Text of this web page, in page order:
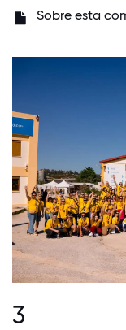
Sobre esta
3